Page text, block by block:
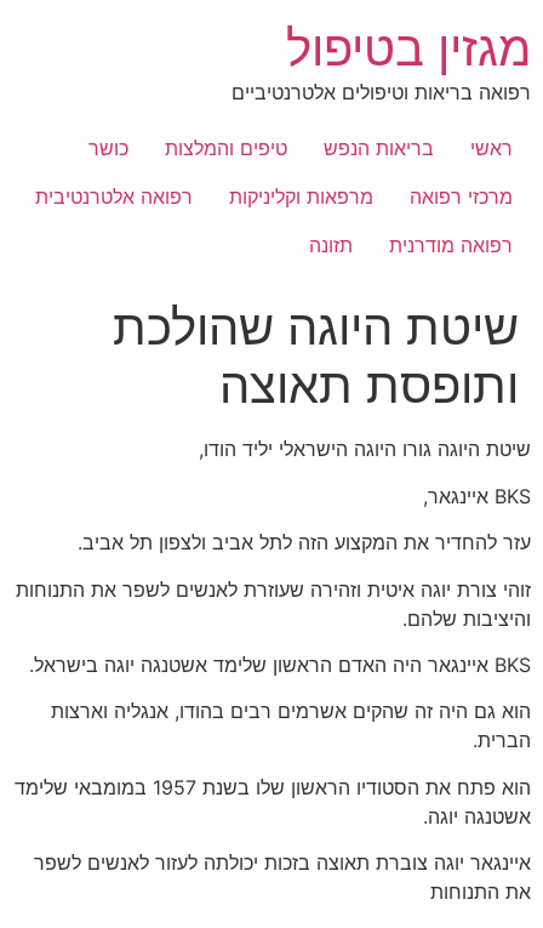
לתוכן
מגזין בטיפול
רפואה בריאות וטיפולים אלטרנטיביים
ראשי בריאות הנפש טיפים והמלצות
כושר
מרכזי רפואה
מרפאות וקליניקות
רפואה אלטרנטיבית
רפואה מודרנית
תזונה
שיטת היוגה שהולכת
ותופסת תאוצה
שיטת היוגה גורו היוגה הישראלי יליד הודו,
BKS איינגאר,
עזר להחדיר את המקצוע הזה לתל אביב ולצפון תל אביב.
זוהי צורת יוגה איטית וזהירה שעוזרת לאנשים לשפר את התנוחות
והיציבות שלהם.
BKS איינגאר היה האדם הראשון שלימד אשטנגה יוגה בישראל.
הוא גם היה זה שהקים אשרמים רבים בהודו, אנגליה וארצות
הברית.
הוא פתח את הסטודיו הראשון שלו בשנת 1957 במומבאי שלימד
אשטנגה יוגה.
איינגאר יוגה צוברת תאוצה בזכות יכולתה לעזור לאנשים לשפר
את התנוחות